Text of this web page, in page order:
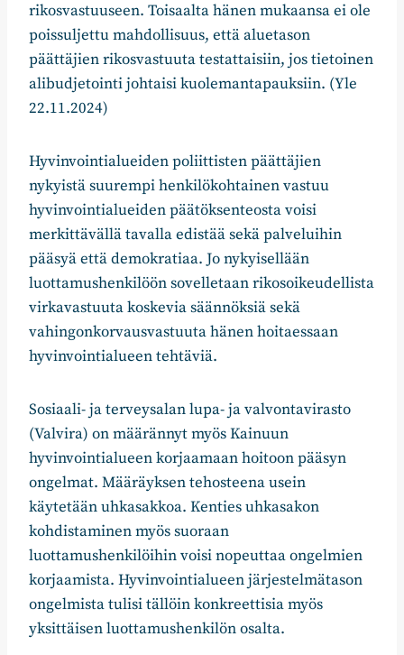
rikosvastuuseen. Toisaalta hänen mukaansa ei ole
poissuljettu mahdollisuus, että aluetason
päättäjien rikosvastuuta testattaisiin, jos tietoinen
alibudjetointi johtaisi kuolemantapauksiin. (Yle
22.11.2024)
Hyvinvointialueiden poliittisten päättäjien
nykyistä suurempi henkilökohtainen vastuu
hyvinvointialueiden päätöksenteosta voisi
merkittävällä tavalla edistää sekä palveluihin
pääsyä että demokratiaa. Jo nykyisellään
luottamushenkilöön sovelletaan rikosoikeudellista
virkavastuuta koskevia säännöksiä sekä
vahingonkorvausvastuuta hänen hoitaessaan
hyvinvointialueen tehtäviä.
Sosiaali- ja terveysalan lupa- ja valvontavirasto
(Valvira) on määrännyt myös Kainuun
hyvinvointialueen korjaamaan hoitoon pääsyn
ongelmat. Määräyksen tehosteena usein
käytetään uhkasakkoa. Kenties uhkasakon
kohdistaminen myös suoraan
luottamushenkilöihin voisi nopeuttaa ongelmien
korjaamista. Hyvinvointialueen järjestelmätason
ongelmista tulisi tällöin konkreettisia myös
yksittäisen luottamushenkilön osalta.